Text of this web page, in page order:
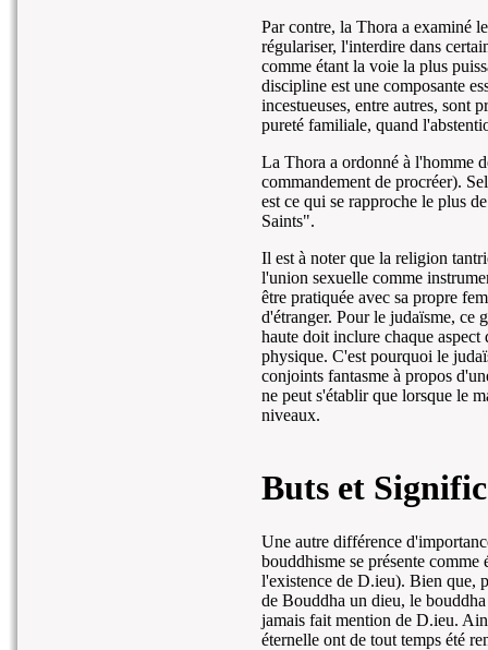
Par contre, la Thora a examiné
régulariser, l'interdire dans
comme étant la voie la plus
discipline est une composante
incestueuses, entre autres, sont
pureté familiale, quand
La Thora a ordonné à l'homme
commandement de procréer).
est ce qui se rapproche le plus
Saints".
Il est à noter que la religion
l'union sexuelle comme
être pratiquée avec sa propre
d'étranger. Pour le judaïsme, ce
haute doit inclure chaque
physique. C'est pourquoi le
conjoints fantasme à propos
ne peut s'établir que lorsque le
niveaux.
Buts et
Une autre différence
bouddhisme se présente
l'existence de D.ieu). Bien que,
de Bouddha un dieu, le
jamais fait mention de D.ieu.
éternelle ont de tout temps été